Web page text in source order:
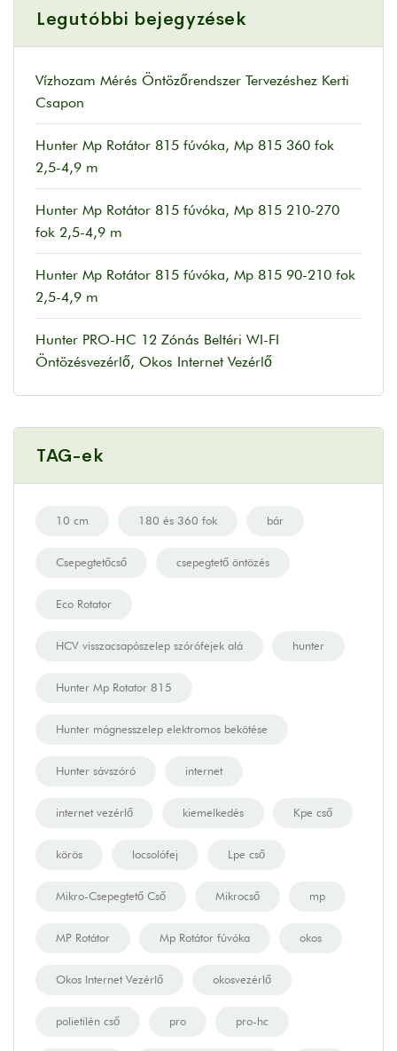
Legutóbbi bejegyzések
Vízhozam Mérés Öntözőrendszer Tervezéshez Kerti
Csapon
Hunter Mp Rotátor 815 fúvóka, Mp 815 360 fok
2,5-4,9 m
Hunter Mp Rotátor 815 fúvóka, Mp 815 210-270
fok 2,5-4,9 m
Hunter Mp Rotátor 815 fúvóka, Mp 815 90-210 fok
2,5-4,9 m
Hunter PRO-HC 12 Zónás Beltéri WI-FI
Öntözésvezérlő, Okos Internet Vezérlő
TAG-ek
10 cm 180 és 360 fok bár
Csepegtetőcső csepegtető öntözés
Eco Rotator
HCV visszacsapószelep szórófejek alá hunter
Hunter Mp Rotator 815
Hunter mágnesszelep elektromos bekötése
Hunter sávszóró internet
internet vezérlő kiemelkedés Kpe cső
körös locsolófej Lpe cső
Mikro-Csepegtető Cső Mikrocső mp
MP Rotátor Mp Rotátor fúvóka okos
Okos Internet Vezérlő okosvezérlő
polietilén cső pro pro-hc